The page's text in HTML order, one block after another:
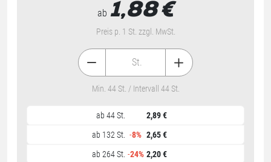
ab 1,88€
Preis p. 1 St. zzgl. MwSt.
ab 44 St.
2,89 €
ab 132 St.
-8% 2,65 €
ab 264 St. -24% 2,20 €
St.
Min. 44 St. / Intervall 44 St.